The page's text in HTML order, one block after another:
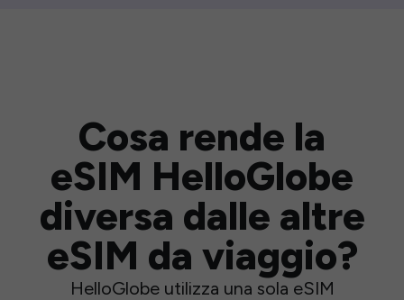
Cosa rende la
eSIM HelloGlobe
diversa dalle altre
eSIM da viaggio?
HelloGlobe utilizza una sola eSIM